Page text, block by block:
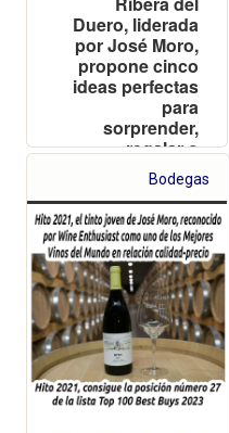
Duero, liderada
por José Moro,
propone cinco
ideas perfectas
para
sorprender,
regalar o
regalarse esta
Navidad y
brindar por el
nuevo año
Bodegas